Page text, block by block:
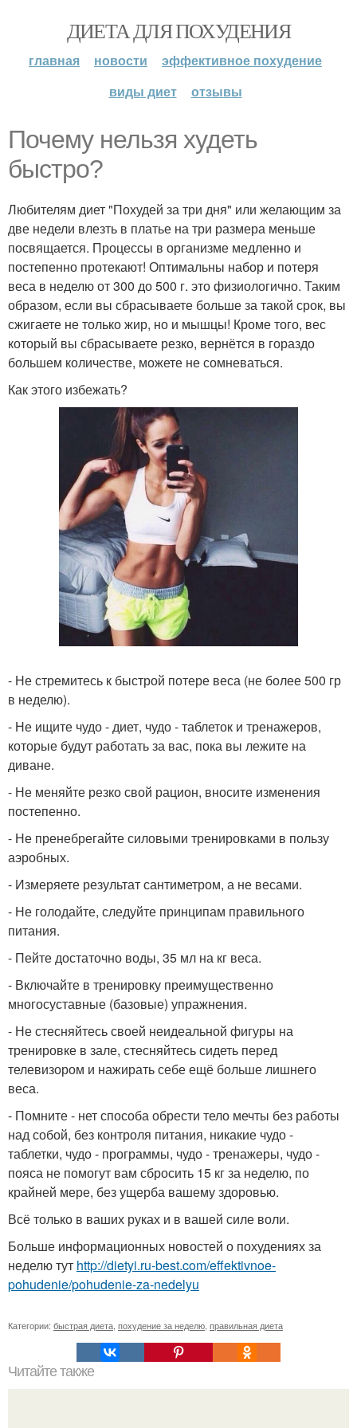
ДИЕТА ДЛЯ ПОХУДЕНИЯ
главная новости
эффективное похудение
виды диет
отзывы
Почему нельзя худеть
быстро?
Любителям диет "Похудей за три дня" или желающим за
две недели влезть в платье на три размера меньше
посвящается. Процессы в организме медленно и
постепенно протекают! Оптимальны набор и потеря
веса в неделю от 300 до 500 г. это физиологично. Таким
образом, если вы сбрасываете больше за такой срок, вы
сжигаете не только жир, но и мышцы! Кроме того, вес
который вы сбрасываете резко, вернётся в гораздо
большем количестве, можете не сомневаться.
Как этого избежать?
- Не стремитесь к быстрой потере веса (не более 500 гр
в неделю).
- Не ищите чудо - диет, чудо - таблеток и тренажеров,
которые будут работать за вас, пока вы лежите на
диване.
- Не меняйте резко свой рацион, вносите изменения
постепенно.
- Не пренебрегайте силовыми тренировками в пользу
аэробных.
- Измеряете результат сантиметром, а не весами.
- Не голодайте, следуйте принципам правильного
питания.
- Пейте достаточно воды, 35 мл на кг веса.
- Включайте в тренировку преимущественно
многосуставные (базовые) упражнения.
- Не стесняйтесь своей неидеальной фигуры на
тренировке в зале, стесняйтесь сидеть перед
телевизором и нажирать себе ещё больше лишнего
веса.
- Помните - нет способа обрести тело мечты без работы
над собой, без контроля питания, никакие чудо -
таблетки, чудо - программы, чудо - тренажеры, чудо -
пояса не помогут вам сбросить 15 кг за неделю, по
крайней мере, без ущерба вашему здоровью.
Всё только в ваших руках и в вашей силе воли.
Больше информационных новостей о похудениях за
неделю тут http://dietyi.ru-best.com/effektivnoe-
pohudenie/pohudenie-za-nedelyu
Категории: быстрая диета похудение за неделю правильная диета
Читайте также